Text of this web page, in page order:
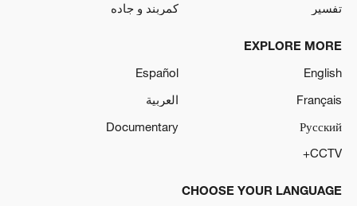
تفسیر
کمربند و جاده
EXPLORE MORE
English
Español
Français
العربية
Русский
Documentary
CCTV+
CHOOSE YOUR LANGUAGE